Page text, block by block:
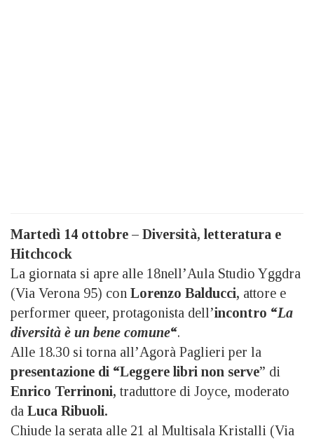
Martedì 14 ottobre – Diversità, letteratura e
Hitchcock
La giornata si apre alle 18nell’Aula Studio Yggdra
(Via Verona 95) con Lorenzo Balducci, attore e
performer queer, protagonista dell’incontro “La
diversità è un bene comune“.
Alle 18.30 si torna all’Agorà Paglieri per la
presentazione di “Leggere libri non serve” di
Enrico Terrinoni, traduttore di Joyce, moderato
da Luca Ribuoli.
Chiude la serata alle 21 al Multisala Kristalli (Via